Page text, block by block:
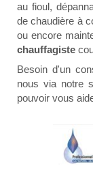
au fioul,
de chaudière à
ou encore
chauffagiste
Besoin d'un
nous via notre
pouvoir vous